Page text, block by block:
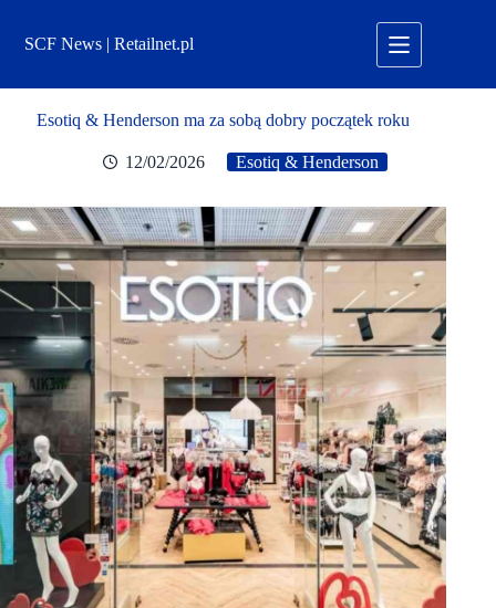
treściSCF News | Retailnet.pl
Esotiq & Henderson ma za sobą dobry początek roku
12/02/2026 Esotiq & Henderson